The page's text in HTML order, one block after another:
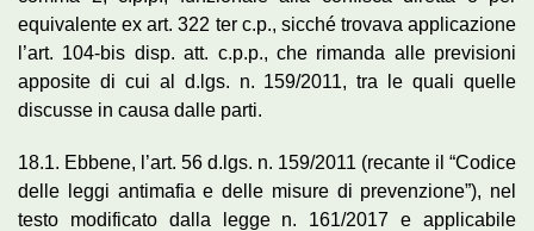
equivalente ex art. 322 ter c.p., sicché trovava applicazione
l’art. 104-bis disp. att. c.p.p., che rimanda alle previsioni
apposite di cui al d.lgs. n. 159/2011, tra le quali quelle
discusse in causa dalle parti.
18.1. Ebbene, l’art. 56 d.lgs. n. 159/2011 (recante il “Codice
delle leggi antimafia e delle misure di prevenzione”), nel
testo modificato dalla legge n. 161/2017 e applicabile